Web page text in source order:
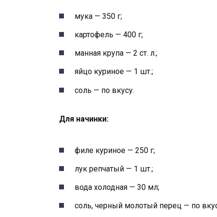
мука — 350 г;
картофель — 400 г;
манная крупа — 2 ст. л.;
яйцо куриное — 1 шт.;
соль — по вкусу.
Для начинки:
филе куриное — 250 г;
лук репчатый — 1 шт.;
вода холодная — 30 мл;
соль, черный молотый перец — по